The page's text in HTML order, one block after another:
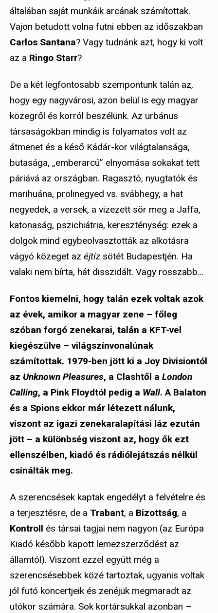
általában saját munkáik arcának számítottak.
Vajon betudott volna futni ebben az időszakban
Carlos Santana? Vagy tudnánk azt, hogy ki volt
az a Ringo Starr?
De a két legfontosabb szempontunk talán az,
hogy egy nagyvárosi, azon belül is egy magyar
közegről és korról beszélünk. Az urbánus
társaságokban mindig is folyamatos volt az
átmenet és a késő Kádár-kor világtalansága,
butasága, „emberarcú” elnyomása sokakat tett
páriává az országban. Ragasztó, nyugtatók és
marihuána, prolinegyed vs. svábhegy, a hat
negyedek, a versek, a vizezett sör meg a Jaffa,
katonaság, pszichiátria, kereszténység: ezek a
dolgok mind egybeolvasztották az alkotásra
vágyó közeget az éjtíz sötét Budapestjén. Ha
valaki nem bírta, hát disszidált. Vagy rosszabb…
Fontos kiemelni, hogy talán ezek voltak azok
az évek, amikor a magyar zene – főleg
szóban forgó zenekarai, talán a KFT-vel
kiegészülve – világszínvonalúnak
számítottak. 1979-ben jött ki a Joy Divisiontól
az Unknown Pleasures, a Clashtől a London
Calling, a Pink Floydtól pedig a Wall. A Balaton
és a Spions ekkor már létezett nálunk,
viszont az igazi zenekaralapítási láz ezután
jött – a különbség viszont az, hogy ők ezt
ellenszélben, kiadó és rádiólejátszás nélkül
csinálták meg.
A szerencsések kaptak engedélyt a felvételre és
a terjesztésre, de a Trabant, a Bizottság, a
Kontroll és társai tagjai nem nagyon (az Európa
Kiadó később kapott lemezszerződést az
államtól). Viszont ezzel együtt még a
szerencsésebbek közé tartoztak, ugyanis voltak
jól futó koncertjeik és zenéjük megmaradt az
utókor számára. Sok kortársukkal azonban –